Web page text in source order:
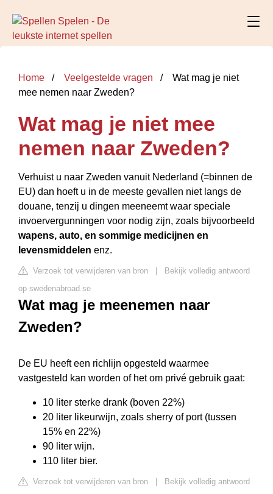
Home Veelgestelde vragen
Wat mag je niet
mee nemen naar Zweden?
Wat mag je niet mee
nemen naar Zweden?
Verhuist u naar Zweden vanuit Nederland (=binnen de
EU) dan hoeft u in de meeste gevallen niet langs de
douane, tenzij u dingen meeneemt waar speciale
invoervergunningen voor nodig zijn, zoals bijvoorbeeld
wapens, auto, en sommige medicijnen en
levensmiddelen enz.
Verzoek tot verwijderen van bron
Bekijk volledig antwoord
op swedenabroad.se
Wat mag je meenemen naar
Zweden?
De EU heeft een richlijn opgesteld waarmee
vastgesteld kan worden of het om privé gebruik gaat:
10 liter sterke drank (boven 22%)
20 liter likeurwijn, zoals sherry of port (tussen
15% en 22%)
90 liter wijn.
110 liter bier.
Verzoek tot verwijderen van bron
Bekijk volledig antwoord